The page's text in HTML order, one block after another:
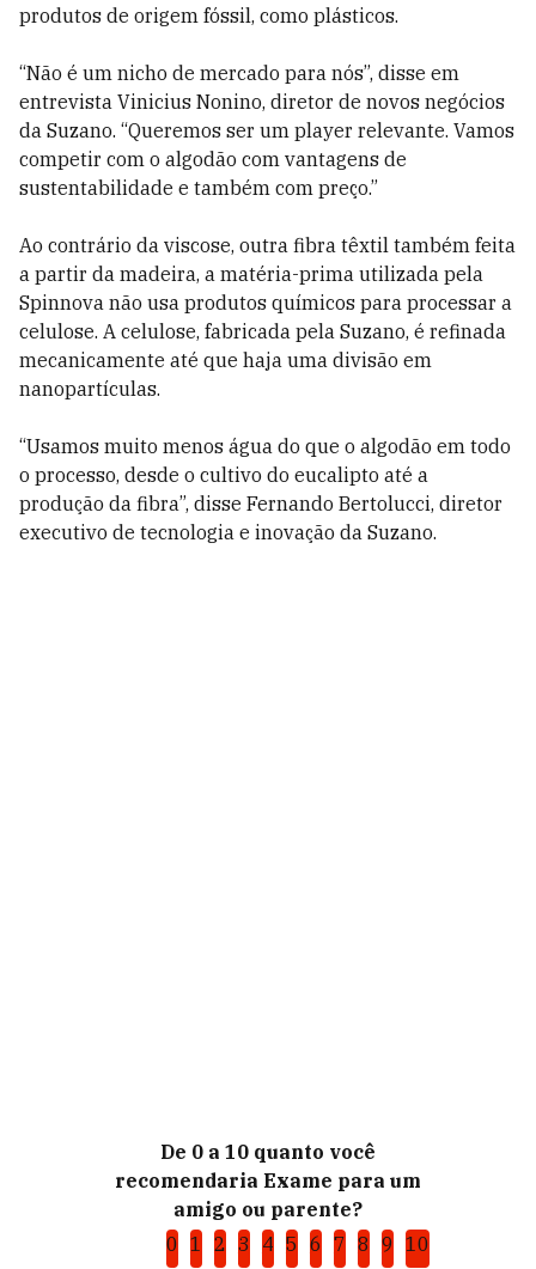
produtos de origem fóssil, como plásticos.
“Não é um nicho de mercado para nós”, disse em
entrevista Vinicius Nonino, diretor de novos negócios
da Suzano. “Queremos ser um player relevante. Vamos
competir com o algodão com vantagens de
sustentabilidade e também com preço.”
Ao contrário da viscose, outra fibra têxtil também feita
a partir da madeira, a matéria-prima utilizada pela
Spinnova não usa produtos químicos para processar a
celulose. A celulose, fabricada pela Suzano, é refinada
mecanicamente até que haja uma divisão em
nanopartículas.
“Usamos muito menos água do que o algodão em todo
o processo, desde o cultivo do eucalipto até a
produção da fibra”, disse Fernando Bertolucci, diretor
executivo de tecnologia e inovação da Suzano.
De 0 a 10 quanto você
recomendaria Exame para um
amigo ou parente?
0 1 2 3 4 5 6 7 8 9 10